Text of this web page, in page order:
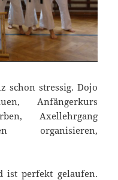
schon stressig. Dojo
Anfängerkurs
Axellehrgang
organisieren,
ist perfekt gelaufen.